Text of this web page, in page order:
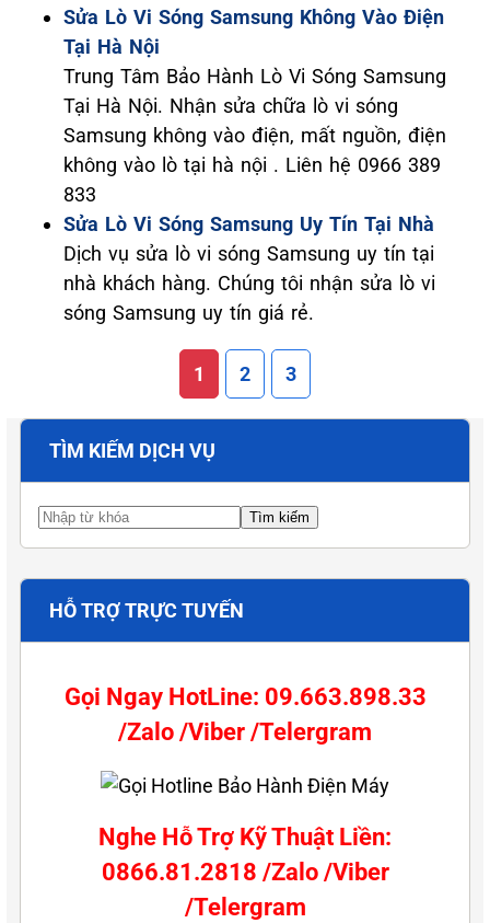
Sửa Lò Vi Sóng Samsung Không Vào Điện
Tại Hà Nội
Trung Tâm Bảo Hành Lò Vi Sóng Samsung
Tại Hà Nội. Nhận sửa chữa lò vi sóng
Samsung không vào điện, mất nguồn, điện
không vào lò tại hà nội . Liên hệ 0966 389
833
Sửa Lò Vi Sóng Samsung Uy Tín Tại Nhà
Dịch vụ sửa lò vi sóng Samsung uy tín tại
nhà khách hàng. Chúng tôi nhận sửa lò vi
sóng Samsung uy tín giá rẻ.
1 2 3
TÌM KIẾM DỊCH VỤ
HỖ TRỢ TRỰC TUYẾN
Gọi Ngay HotLine: 09.663.898.33
/Zalo /Viber /Telergram
Nghe Hỗ Trợ Kỹ Thuật Liền:
0866.81.2818 /Zalo /Viber
/Telergram